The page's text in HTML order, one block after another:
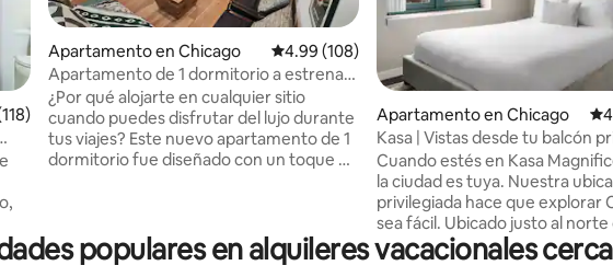
promedio: 4.91 de 5, 118 reseñas
Apartamento en Chicago Calificación promedio: 4.99 de 5, 108 reseñas
4.99 (108)
Apartamento de 1 dormitorio a estrenar:
confort de lujo con baño de hidromasaje
¿Por qué alojarte en cualquier sitio
cuando puedes disfrutar del lujo durante
tus viajes? Este nuevo apartamento de 1
dormitorio fue diseñado con un toque de
completa, baño de lujo con enorme
ducha a ras de suelo, dormitorio
Apartamento en Chicago
Kasa | Vistas desde tu balcón
Chicago
Cuando estés en Kasa
la ciudad es tuya. Nuestra
privilegiada hace que explorar
sea fácil. Ubicado justo al norte
centro de Chicago, estarás a
pasos de Oak Street Beach, a
populares en alquileres vacacionales